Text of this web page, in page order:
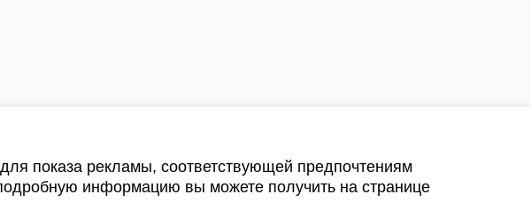
показа рекламы, соответствующей предпочтениям
информацию вы можете получить на странице